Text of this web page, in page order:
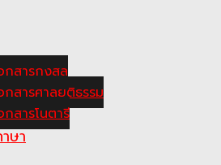
กสารกงสุล
กสารศาลยุติธรรม
กสารโนตารี
ษา